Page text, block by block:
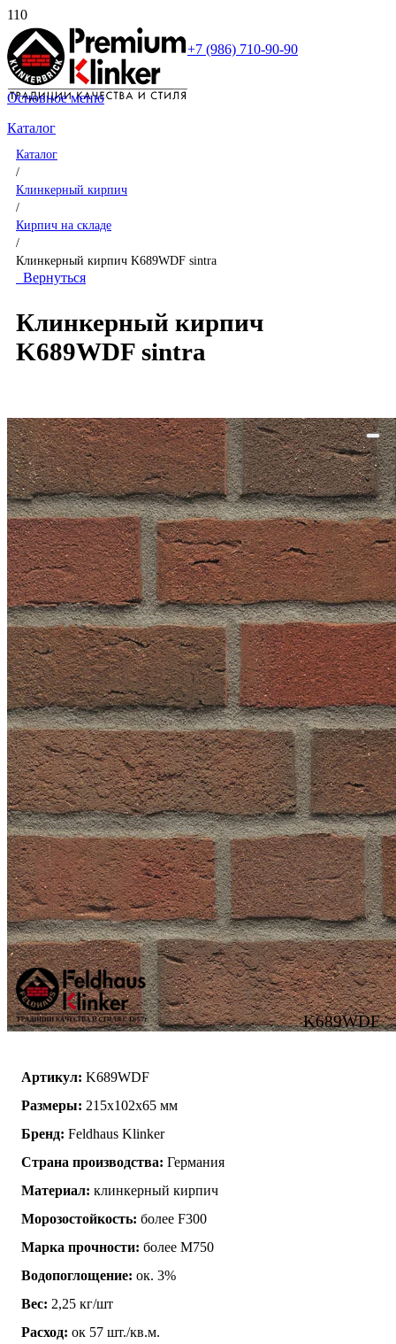
+7 (986) 710-90-90
Основное меню
Каталог
Каталог
/
Клинкерный кирпич
/
Кирпич на складе
/
Клинкерный кирпич K689WDF sintra
Вернуться
Клинкерный кирпич
K689WDF sintra
K689WDF
Артикул: K689WDF
Размеры: 215х102х65 мм
Бренд: Feldhaus Klinker
Страна производства: Германия
Материал: клинкерный кирпич
Морозостойкость: более F300
Марка прочности: более М750
Водопоглощение: ок. 3%
Вес: 2,25 кг/шт
Расход: ок 57 шт./кв.м.